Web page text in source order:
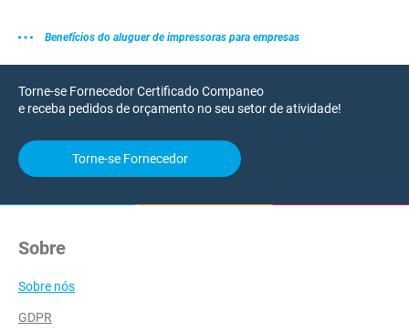
Benefícios do aluguer de impressoras para empresas
Torne-se Fornecedor Certificado Companeo
e receba pedidos de orçamento no seu setor de atividade!
Torne-se Fornecedor
Sobre
Sobre nós
GDPR